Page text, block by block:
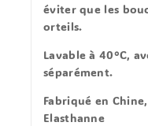
éviter que les
orteils.
Lavable à 40°C,
séparément.
Fabriqué en
Elasthanne